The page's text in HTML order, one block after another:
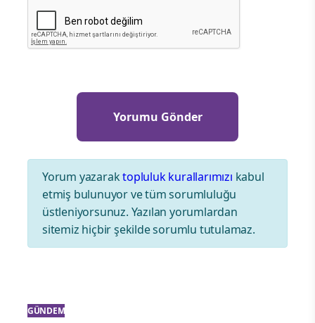
Yorum yazaraktopluluk kurallarımızı kabul
etmiş bulunuyor ve tüm sorumluluğu
üstleniyorsunuz. Yazılan yorumlardan
sitemiz hiçbir şekilde sorumlu tutulamaz.
GÜNDEM